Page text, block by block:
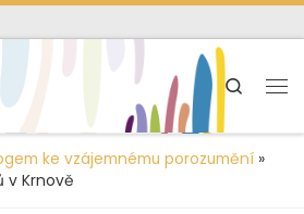
Search
ke vzájemnému porozumění »
v Krnově